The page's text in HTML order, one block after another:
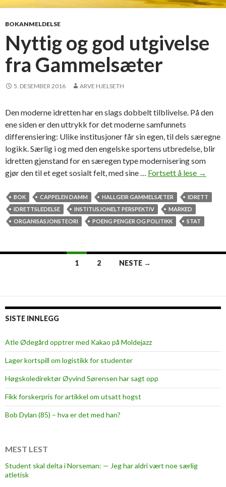
BOKANMELDELSE
Nyttig og god utgivelse
fra Gammelsæter
5. DESEMBER 2016 ARVE HJELSETH
Den moderne idretten har en slags dobbelt tilblivelse. På den
ene siden er den uttrykk for det moderne samfunnets
differensiering: Ulike institusjoner får sin egen, til dels særegne
logikk. Særlig i og med den engelske sportens utbredelse, blir
idretten gjenstand for en særegen type modernisering som
gjør den til et eget sosialt felt, med sine … Fortsett å lese N
t
i
g
d
u
v
s
→
BOK CAPPELEN DAMM HALLGEIR GAMMELSÆTER
IDRETT
IDRETTSLEDELSE
INSTITUSJONELT PERSPEKTIV
MARKED
ORGANISASJONSTEORI
POENG PENGER OG POLITIKK STAT
1 2 NESTE →
SISTE INNLEGG
Atle Ødegård opptrer med Kakao på Moldejazz
Lager kortspill om logistikk for studenter
Høgskoledirektør Øyvind Sørensen har sagt opp
Fikk forskerpris for artikkel om utsatt hogst
Bob Dylan (85) – hva er det med han?
MEST LEST
Student skal delta i Norseman: — Jeg har aldri vært noe særlig
atletisk